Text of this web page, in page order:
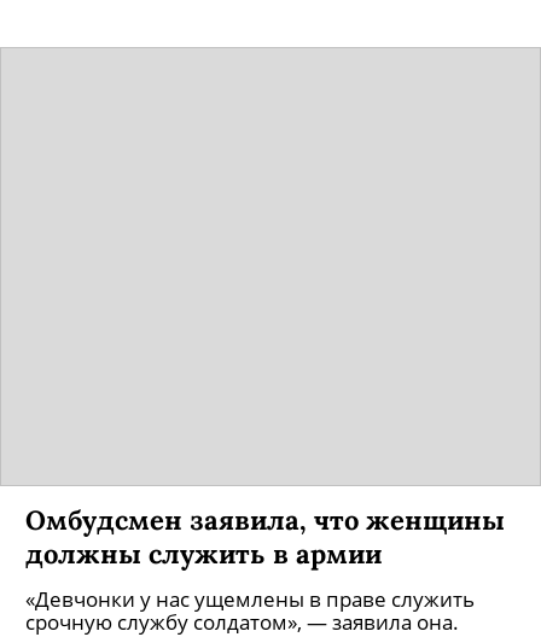
Омбудсмен заявила, что женщины
должны служить в армии
«Девчонки у нас ущемлены в праве служить
срочную службу солдатом», — заявила она.